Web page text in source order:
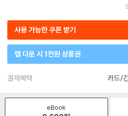
사용 가능한 쿠폰 받기
앱 다운 시 1천원 상품권
결제혜택 카드/
eBook